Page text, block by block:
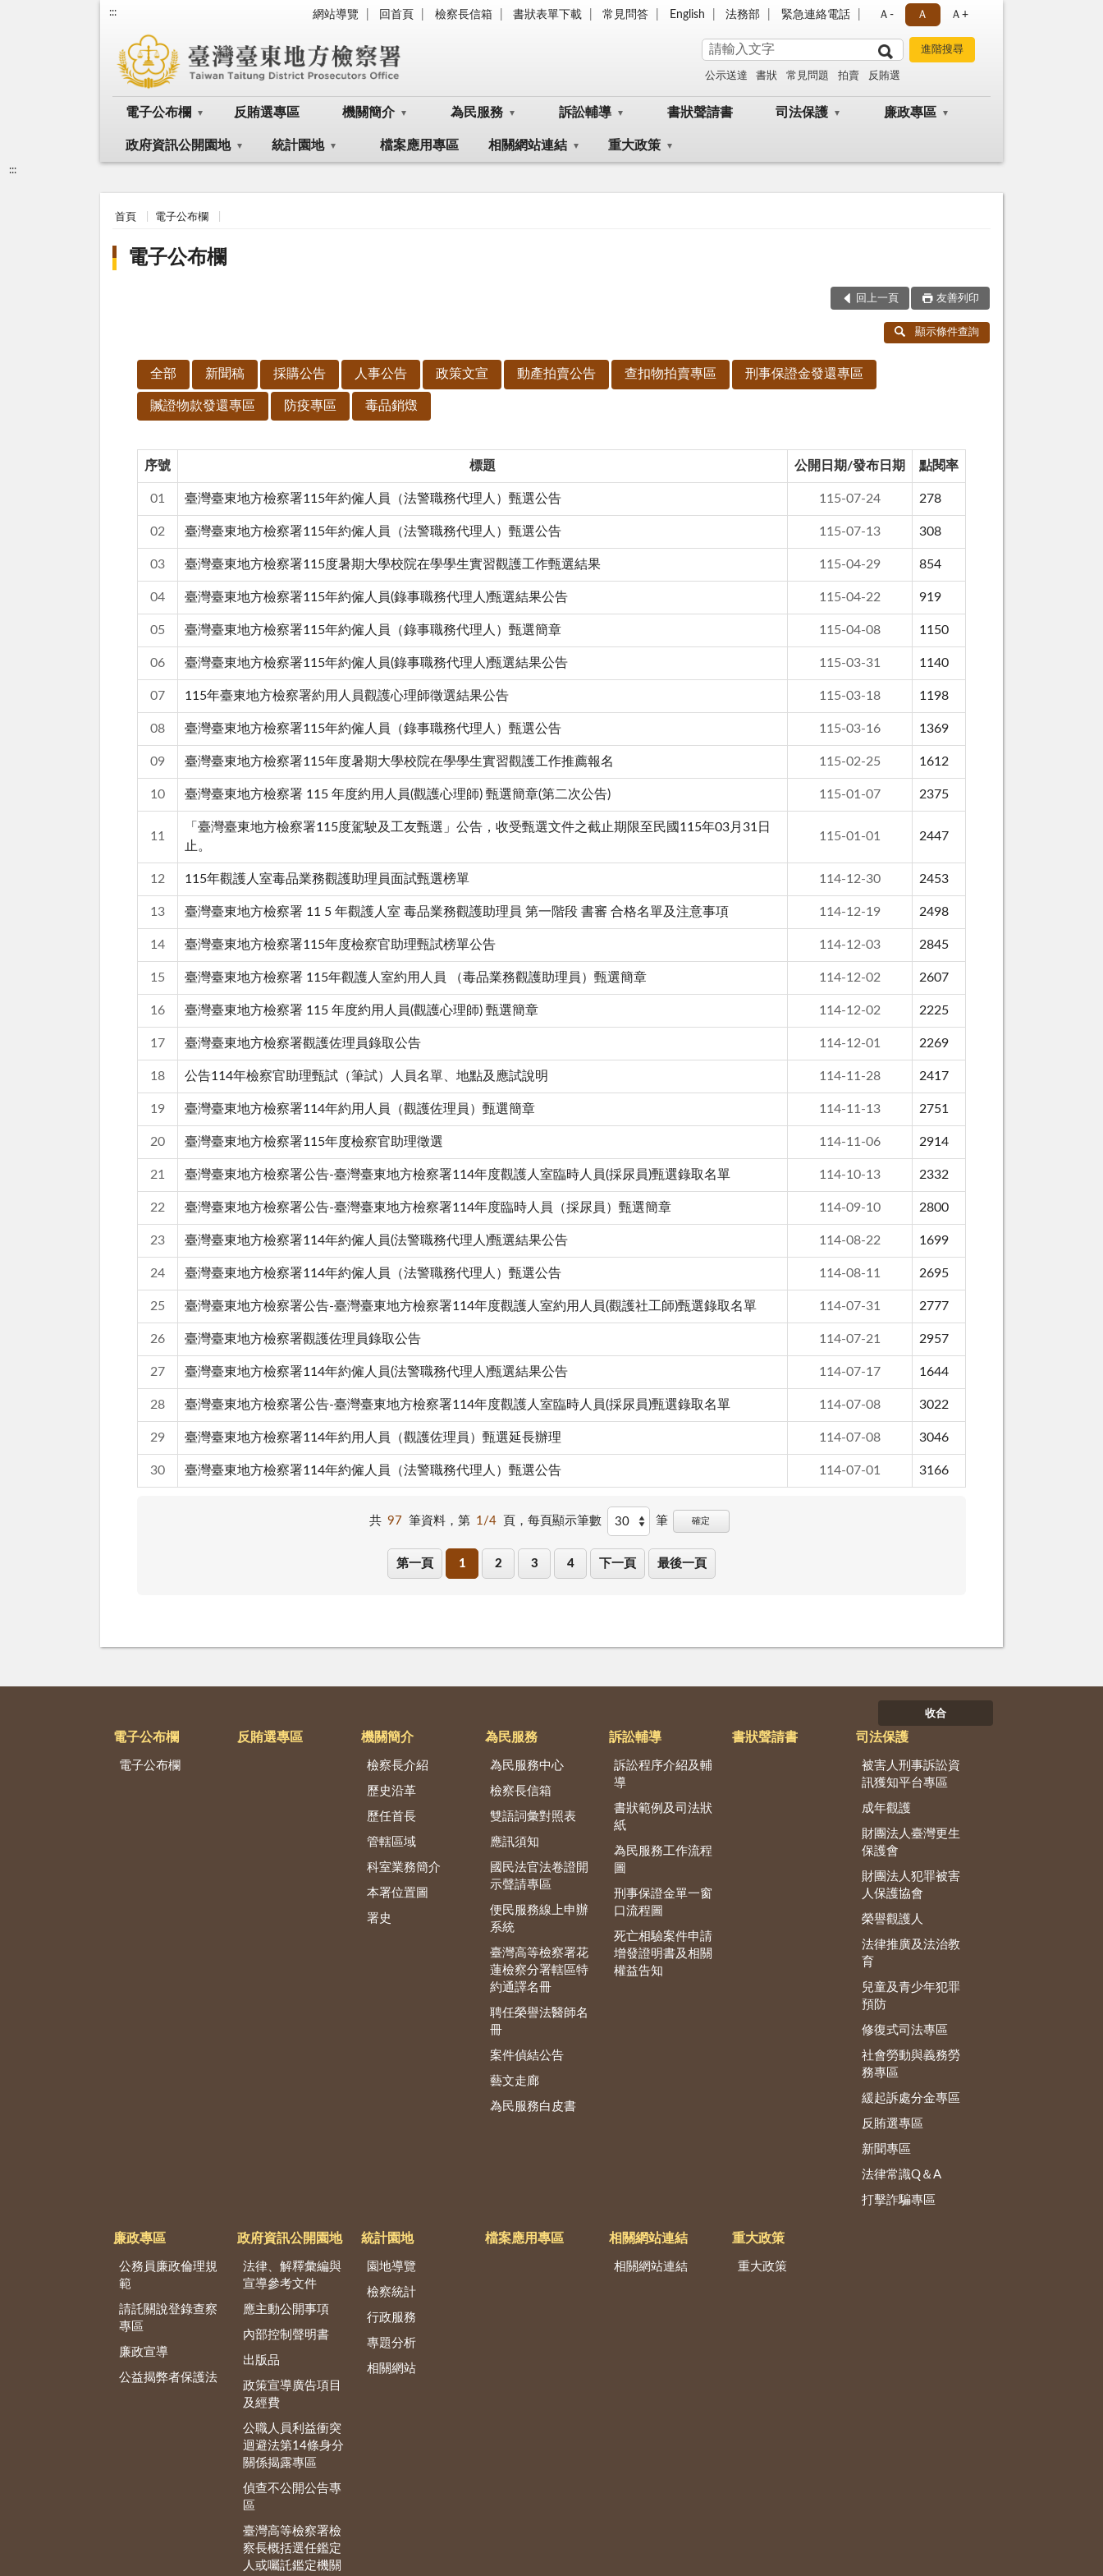
::: 網站導覽 回首頁 檢察長信箱 書狀表單下載 常見問答 English 法務部 緊急連絡電話 Ａ- Ａ Ａ+
公示送達 書狀 常見問題 拍賣 反賄選
電子公布欄 反賄選專區 機關簡介 為民服務 訴訟輔導 書狀聲請書 司法保護 廉政專區
政府資訊公開園地 統計園地 檔案應用專區 相關網站連結 重大政策
:::
首頁 電子公布欄
電子公布欄
回上一頁 友善列印
顯示條件查詢
全部 新聞稿 採購公告 人事公告 政策文宣 動產拍賣公告 查扣物拍賣專區 刑事保證金發還專區
贓證物款發還專區 防疫專區 毒品銷燬
序號 標題 公開日期/發布日期 點閱率
01 臺灣臺東地方檢察署115年約僱人員（法警職務代理人）甄選公告 115-07-24 278
02 臺灣臺東地方檢察署115年約僱人員（法警職務代理人）甄選公告 115-07-13 308
03 臺灣臺東地方檢察署115度暑期大學校院在學學生實習觀護工作甄選結果 115-04-29 854
04 臺灣臺東地方檢察署115年約僱人員(錄事職務代理人)甄選結果公告 115-04-22 919
05 臺灣臺東地方檢察署115年約僱人員（錄事職務代理人）甄選簡章 115-04-08 1150
06 臺灣臺東地方檢察署115年約僱人員(錄事職務代理人)甄選結果公告 115-03-31 1140
07 115年臺東地方檢察署約用人員觀護心理師徵選結果公告 115-03-18 1198
08 臺灣臺東地方檢察署115年約僱人員（錄事職務代理人）甄選公告 115-03-16 1369
09 臺灣臺東地方檢察署115年度暑期大學校院在學學生實習觀護工作推薦報名 115-02-25 1612
10 臺灣臺東地方檢察署 115 年度約用人員(觀護心理師) 甄選簡章(第二次公告) 115-01-07 2375
11
「臺灣臺東地方檢察署115度駕駛及工友甄選」公告，收受甄選文件之截止期限至民國115年03月31日
止。
115-01-01 2447
12 115年觀護人室毒品業務觀護助理員面試甄選榜單 114-12-30 2453
13 臺灣臺東地方檢察署 11 5 年觀護人室 毒品業務觀護助理員 第一階段 書審 合格名單及注意事項 114-12-19 2498
14 臺灣臺東地方檢察署115年度檢察官助理甄試榜單公告 114-12-03 2845
15 臺灣臺東地方檢察署 115年觀護人室約用人員 （毒品業務觀護助理員）甄選簡章 114-12-02 2607
16 臺灣臺東地方檢察署 115 年度約用人員(觀護心理師) 甄選簡章 114-12-02 2225
17 臺灣臺東地方檢察署觀護佐理員錄取公告 114-12-01 2269
18 公告114年檢察官助理甄試（筆試）人員名單、地點及應試說明 114-11-28 2417
19 臺灣臺東地方檢察署114年約用人員（觀護佐理員）甄選簡章 114-11-13 2751
20 臺灣臺東地方檢察署115年度檢察官助理徵選 114-11-06 2914
21 臺灣臺東地方檢察署公告-臺灣臺東地方檢察署114年度觀護人室臨時人員(採尿員)甄選錄取名單 114-10-13 2332
22 臺灣臺東地方檢察署公告-臺灣臺東地方檢察署114年度臨時人員（採尿員）甄選簡章 114-09-10 2800
23 臺灣臺東地方檢察署114年約僱人員(法警職務代理人)甄選結果公告 114-08-22 1699
24 臺灣臺東地方檢察署114年約僱人員（法警職務代理人）甄選公告 114-08-11 2695
25 臺灣臺東地方檢察署公告-臺灣臺東地方檢察署114年度觀護人室約用人員(觀護社工師)甄選錄取名單 114-07-31 2777
26 臺灣臺東地方檢察署觀護佐理員錄取公告 114-07-21 2957
27 臺灣臺東地方檢察署114年約僱人員(法警職務代理人)甄選結果公告 114-07-17 1644
28 臺灣臺東地方檢察署公告-臺灣臺東地方檢察署114年度觀護人室臨時人員(採尿員)甄選錄取名單 114-07-08 3022
29 臺灣臺東地方檢察署114年約用人員（觀護佐理員）甄選延長辦理 114-07-08 3046
30 臺灣臺東地方檢察署114年約僱人員（法警職務代理人）甄選公告 114-07-01 3166
共 97 筆資料，第 1/4 頁， 每頁顯示筆數 筆 確定
第一頁 1 2 3 4 下一頁 最後一頁
收合
電子公布欄
電子公布欄
反賄選專區 機關簡介
檢察長介紹
歷史沿革
歷任首長
管轄區域
科室業務簡介
本署位置圖
署史
為民服務
為民服務中心
檢察長信箱
雙語詞彙對照表
應訊須知
國民法官法卷證開
示聲請專區
便民服務線上申辦
系統
臺灣高等檢察署花
蓮檢察分署轄區特
約通譯名冊
聘任榮譽法醫師名
冊
案件偵結公告
藝文走廊
為民服務白皮書
訴訟輔導
訴訟程序介紹及輔
導
書狀範例及司法狀
紙
為民服務工作流程
圖
刑事保證金單一窗
口流程圖
死亡相驗案件申請
增發證明書及相關
權益告知
書狀聲請書 司法保護
被害人刑事訴訟資
訊獲知平台專區
成年觀護
財團法人臺灣更生
保護會
財團法人犯罪被害
人保護協會
榮譽觀護人
法律推廣及法治教
育
兒童及青少年犯罪
預防
修復式司法專區
社會勞動與義務勞
務專區
緩起訴處分金專區
反賄選專區
新聞專區
法律常識Q＆A
打擊詐騙專區
廉政專區
公務員廉政倫理規
範
請託關說登錄查察
專區
廉政宣導
公益揭弊者保護法
政府資訊公開園地
法律、解釋彙編與
宣導參考文件
應主動公開事項
內部控制聲明書
出版品
政策宣導廣告項目
及經費
公職人員利益衝突
迴避法第14條身分
關係揭露專區
偵查不公開公告專
區
臺灣高等檢察署檢
察長概括選任鑑定
人或囑託鑑定機關
統計園地
園地導覽
檢察統計
行政服務
專題分析
相關網站
檔案應用專區 相關網站連結
相關網站連結
重大政策
重大政策